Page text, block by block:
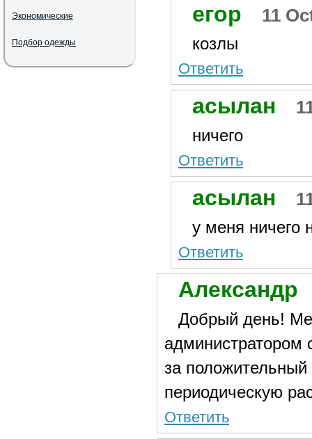
егор 11
козлы
Ответить
асылан
ничего
Ответить
асылан
у меня ничего
Ответить
Александр
Добрый день!
администратором
за положительный
периодическую
Ответить
Экономические
Подбор одежды